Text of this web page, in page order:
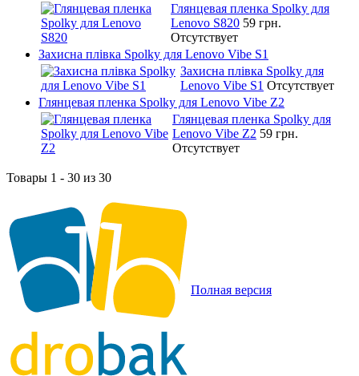
Глянцевая пленка Spolky для
Lenovo S820 59 грн.
Отсутствует
Захисна плівка Spolky для Lenovo Vibe S1
Захисна плівка Spolky для
Lenovo Vibe S1 Отсутствует
Глянцевая пленка Spolky для Lenovo Vibe Z2
Глянцевая пленка Spolky для
Lenovo Vibe Z2 59 грн.
Отсутствует
Товары 1 - 30 из 30
Полная версия